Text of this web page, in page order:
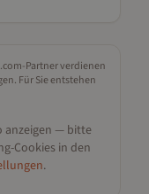
Partner verdienen
Für Sie entstehen
anzeigen — bitte
Cookies in den
.